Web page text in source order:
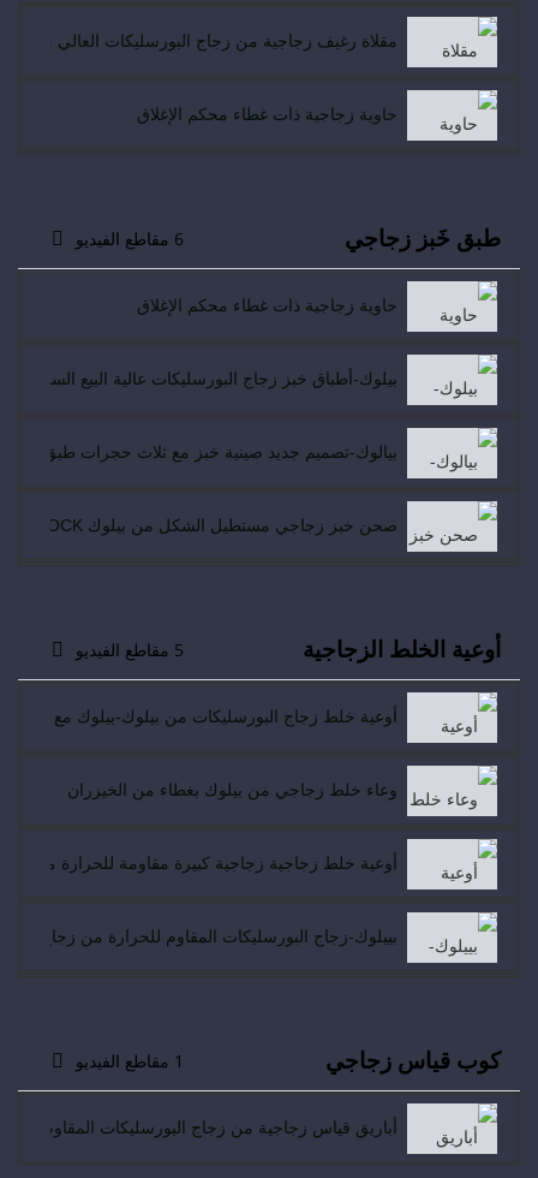
مقلاة رغيف زجاجية من زجاج البورسليكات العالي مع
حاوية زجاجية ذات غطاء محكم الإغلاق
طبق خَبز زجاجي 6 مقاطع الفيديو
حاوية زجاجية ذات غطاء محكم الإغلاق
بيلوك-أطباق خبز زجاج البورسليكات عالية البيع الساخن
بيالوك-تصميم جديد صينية خبز مع ثلاث حجرات طبق خبز
صحن خبز زجاجي مستطيل الشكل من بيلوك PIELOCK
أوعية الخلط الزجاجية 5 مقاطع الفيديو
أوعية خلط زجاج البورسليكات من بيلوك-بيلوك مع أغطية
وعاء خلط زجاجي من بيلوك بغطاء من الخيزران
أوعية خلط زجاجية زجاجية كبيرة مقاومة للحرارة من
بييلوك-زجاج البورسليكات المقاوم للحرارة من زجاج
كوب قياس زجاجي 1 مقاطع الفيديو
أباريق قياس زجاجية من زجاج البورسليكات المقاوم